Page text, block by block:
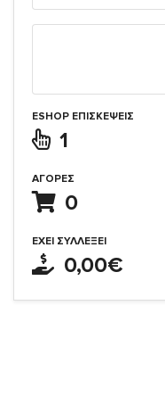
ESHOP ΕΠΙΣΚΈΨΕΙΣ
1
ΑΓΟΡΈΣ
0
ΈΧΕΙ ΣΥΛΛΈΞΕΙ
0,00€